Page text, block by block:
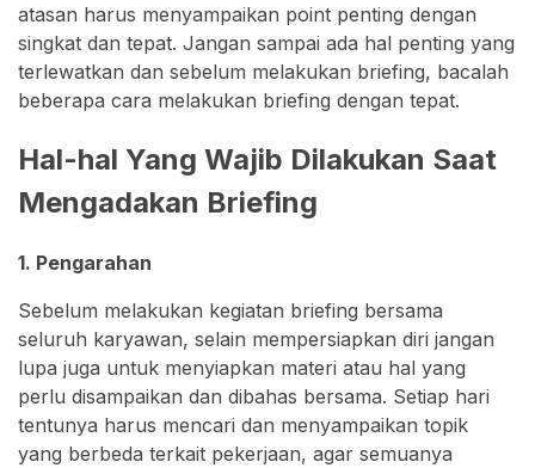
atasan harus menyampaikan point penting dengan
singkat dan tepat. Jangan sampai ada hal penting yang
terlewatkan dan sebelum melakukan briefing, bacalah
beberapa cara melakukan briefing dengan tepat.
Hal-hal Yang Wajib Dilakukan Saat
Mengadakan Briefing
1. Pengarahan
Sebelum melakukan kegiatan briefing bersama
seluruh karyawan, selain mempersiapkan diri jangan
lupa juga untuk menyiapkan materi atau hal yang
perlu disampaikan dan dibahas bersama. Setiap hari
tentunya harus mencari dan menyampaikan topik
yang berbeda terkait pekerjaan, agar semuanya